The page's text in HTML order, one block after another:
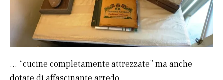
… “cucine completamente attrezzate” ma anche